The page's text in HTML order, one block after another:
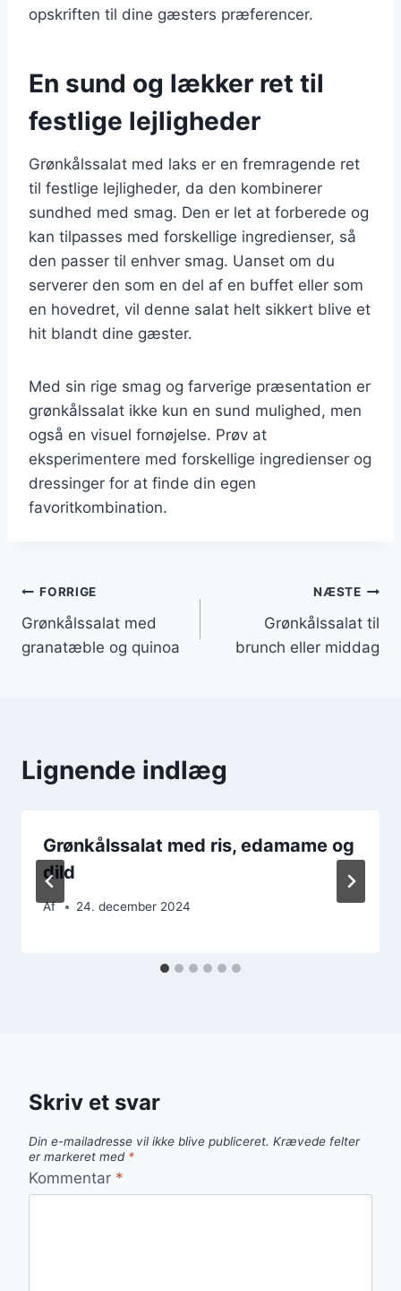
opskriften til dine gæsters præferencer.
En sund og lækker ret til
festlige lejligheder
Grønkålssalat med laks er en fremragende ret
til festlige lejligheder, da den kombinerer
sundhed med smag. Den er let at forberede og
kan tilpasses med forskellige ingredienser, så
den passer til enhver smag. Uanset om du
serverer den som en del af en buffet eller som
en hovedret, vil denne salat helt sikkert blive et
hit blandt dine gæster.
Med sin rige smag og farverige præsentation er
grønkålssalat ikke kun en sund mulighed, men
også en visuel fornøjelse. Prøv at
eksperimentere med forskellige ingredienser og
dressinger for at finde din egen
favoritkombination.
Indlægsnavigation
FORRIGE
Grønkålssalat med
granatæble og quinoa
NÆSTE
Grønkålssalat til
brunch eller middag
Lignende indlæg
Grønkålssalat med ris, edamame og
dild
Af 24. december 2024
Skriv et svar
Din e-mailadresse vil ikke blive publiceret. Krævede felter
er markeret med *
Kommentar *